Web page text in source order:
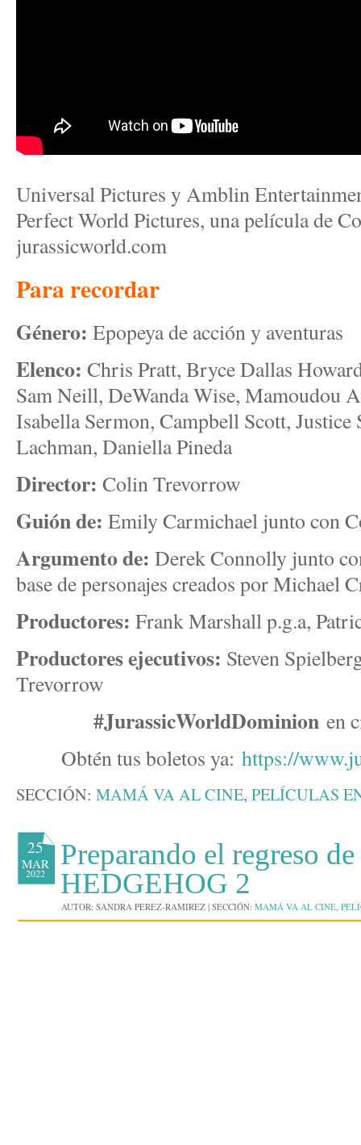
Universal Pictures y Amblin
Perfect World Pictures, una película de
jurassicworld.com
Para recordar
Género: Epopeya de acción y aventuras
Elenco: Chris Pratt, Bryce Dallas
Sam Neill, DeWanda Wise, Mamoudou
Isabella Sermon, Campbell Scott,
Lachman, Daniella Pineda
Director: Colin Trevorrow
Guión de: Emily Carmichael junto con
Argumento de: Derek Connolly junto
base de personajes creados por Michael
Productores: Frank Marshall p.g.a,
Productores ejecutivos: Steven
Trevorrow
#JurassicWorldDominion en
Obtén tus boletos ya:https://
SECCIÓN: MAMÁ VA AL CINE, PELÍCULAS
25
MAR
2022
Preparando el regreso
HEDGEHOG 2
AUTOR: SANDRA PEREZ-RAMIREZ | SECCIÓN: MAMÁ VA AL CINE